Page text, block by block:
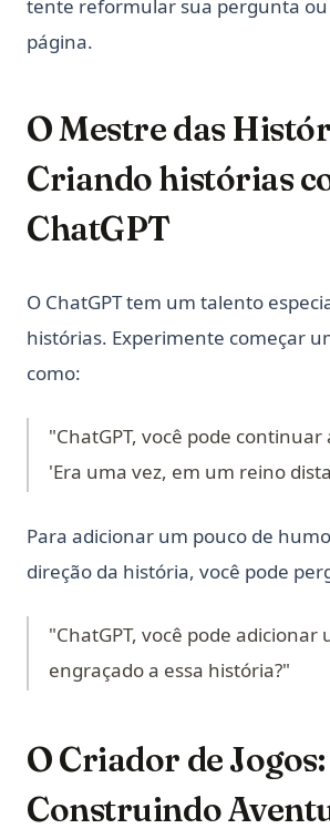
tente reformular sua pergunta
página.
O Mestre das
Criando histórias
ChatGPT
O ChatGPT tem um talento
histórias. Experimente começar
como:
"ChatGPT, você pode
'Era uma vez, em um reino
Para adicionar um pouco de
direção da história, você pode
"ChatGPT, você pode adicionar
engraçado a essa história?"
O Criador de Jogos:
Construindo